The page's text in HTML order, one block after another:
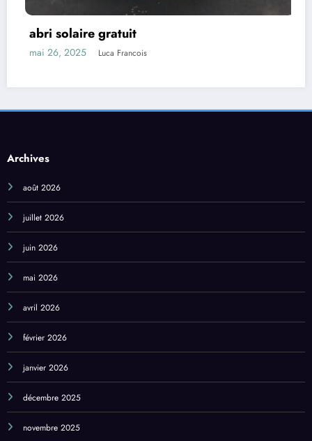
Luca Francois
Archives
juin 2026
mai 2026
avril 2026
février 2026
janvier 2026
décembre 2025
novembre 2025
octobre 2025